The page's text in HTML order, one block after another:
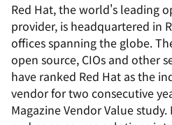
Red Hat, the world's leading
provider, is headquartered in
offices spanning the globe.
open source, CIOs and other
have ranked Red Hat as the
vendor for two consecutive
Magazine Vendor Value